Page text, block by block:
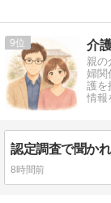
9 介
親の
婦関
護を
情報
8時間前